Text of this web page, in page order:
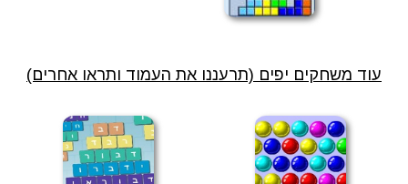
עוד משחקים יפים (תרעננו את העמוד ותראו אחרים)